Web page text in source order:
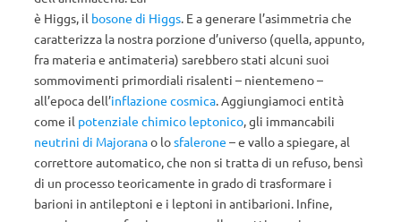
è Higgs, il bosone di Higgs. E a generare l’asimmetria che
caratterizza la nostra porzione d’universo (quella, appunto,
fra materia e antimateria) sarebbero stati alcuni suoi
sommovimenti primordiali risalenti – nientemeno –
all’epoca dell’inflazione cosmica. Aggiungiamoci entità
come il potenziale chimico leptonico, gli immancabili
neutrini di Majoranao losfalerone – e vallo a spiegare, al
correttore automatico, che non si tratta di un refuso, bensì
di un processo teoricamente in grado di trasformare i
barioni in antileptoni e i leptoni in antibarioni. Infine,